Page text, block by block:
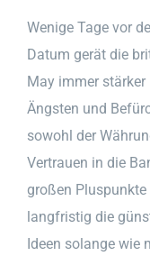
Wenige Tage vor
Datum gerät die
May immer
Ängsten und
sowohl der
Vertrauen in die
großen
langfristig die
Ideen solange wie